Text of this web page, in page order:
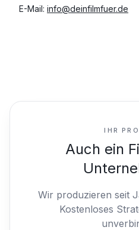
E-Mail: info@deinfilmfuer.de
IHR
Auch ein
Wir produzieren seit
Kostenloses